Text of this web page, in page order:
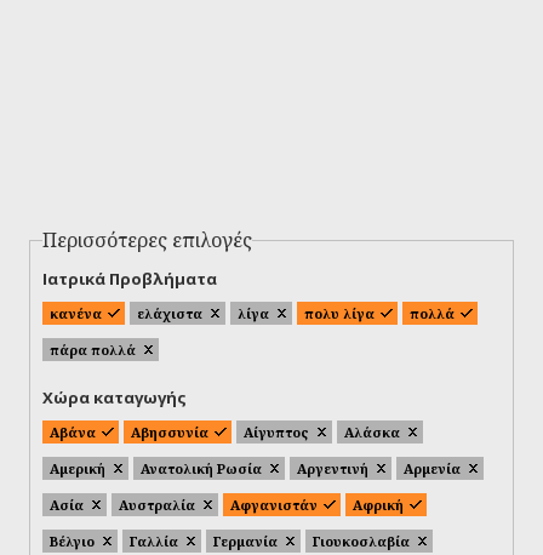
Περισσότερες επιλογές
Ιατρικά Προβλήματα
κανένα ελάχιστα λίγα πολυ λίγα
πολλά
πάρα πολλά
Χώρα καταγωγής
Αβάνα Αβησσυνία Αίγυπτος
Αλάσκα
Αμερική
Ανατολική Ρωσία Αργεντινή
Αρμενία
Ασία
Αυστραλία Αφγανιστάν
Αφρική
Βέλγιο
Γαλλία Γερμανία
Γιουκοσλαβία